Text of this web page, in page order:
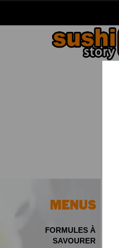
MENUS
FORMULES À
SAVOURER